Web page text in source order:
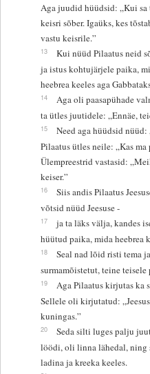
Aga juudid hüüdsid: „Kui sa
keisri sõber. Igaüks, kes
vastu keisrile.”
13
Kui nüüd Pilaatus neid
ja istus kohtujärjele paika,
heebrea keeles aga
14
Aga oli paasapühade
ta ütles juutidele: „Ennäe,
15
Need aga hüüdsid
Pilaatus ütles neile: „Kas
Ülempreestrid vastasid:
keiser.”
16
Siis andis Pilaatus
võtsid nüüd Jeesuse -
17
ja ta läks välja, kandes
hüütud paika, mida heebrea
18
Seal nad lõid risti tema
surmamõistetut, teine teisele
19
Aga Pilaatus kirjutas ka
Sellele oli kirjutatud:
kuningas.”
20
Seda silti luges palju
löödi, oli linna lähedal, ning
ladina ja kreeka keeles.